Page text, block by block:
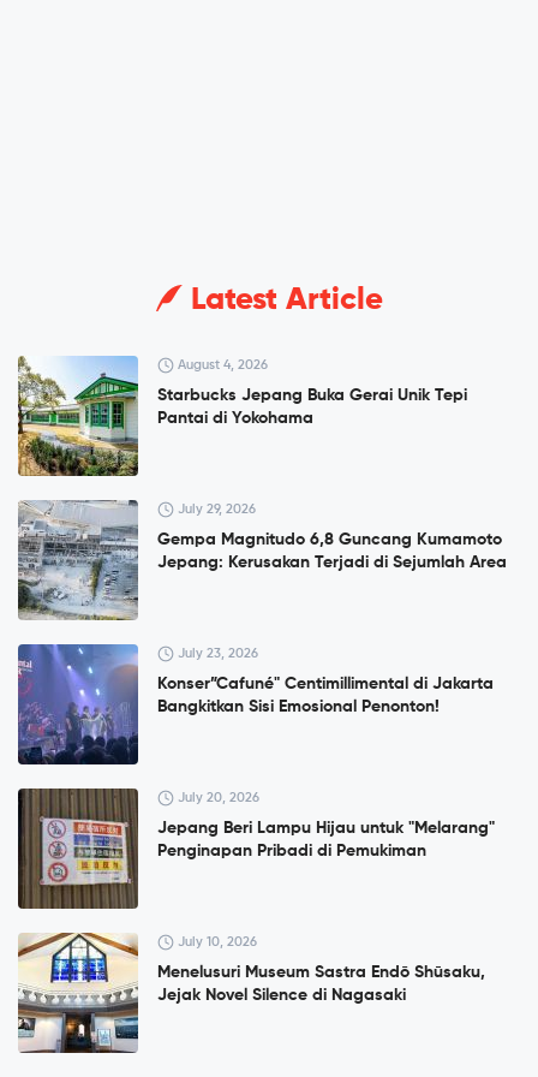
Latest Article
August 4, 2026
Starbucks Jepang Buka Gerai Unik Tepi
Pantai di Yokohama
July 29, 2026
Gempa Magnitudo 6,8 Guncang Kumamoto
Jepang: Kerusakan Terjadi di Sejumlah Area
July 23, 2026
Konser”Cafuné" Centimillimental di Jakarta
Bangkitkan Sisi Emosional Penonton!
July 20, 2026
Jepang Beri Lampu Hijau untuk "Melarang"
Penginapan Pribadi di Pemukiman
July 10, 2026
Menelusuri Museum Sastra Endō Shūsaku,
Jejak Novel Silence di Nagasaki